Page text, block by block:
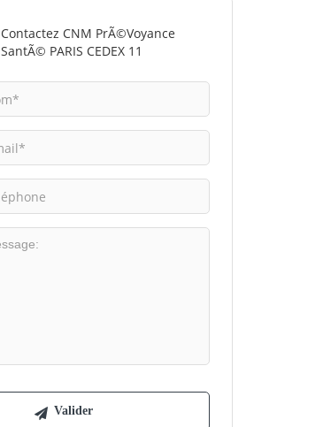
Contactez CNM PrÃ©voyance
SantÃ© PARIS CEDEX 11